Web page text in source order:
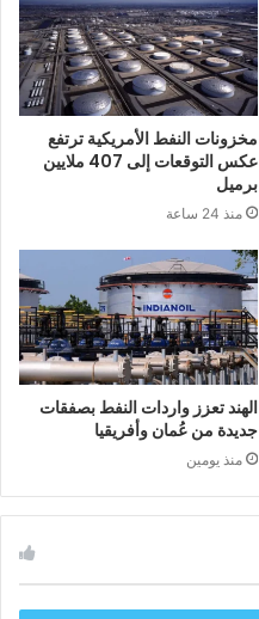
مخزونات النفط الأمريكية ترتفع
عكس التوقعات إلى 407 ملايين
برميل
منذ 24 ساعة
الهند تعزز واردات النفط بصفقات
جديدة من عُمان وأفريقيا
منذ يومين